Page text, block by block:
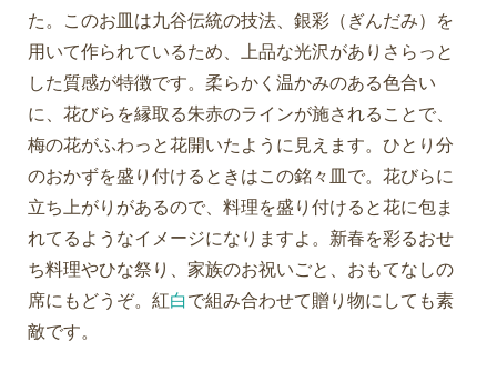
た。このお皿は九谷伝統の技法、銀彩（ぎんだみ）を
用いて作られているため、上品な光沢がありさらっと
した質感が特徴です。柔らかく温かみのある色合い
に、花びらを縁取る朱赤のラインが施されることで、
梅の花がふわっと花開いたように見えます。ひとり分
のおかずを盛り付けるときはこの銘々皿で。花びらに
立ち上がりがあるので、料理を盛り付けると花に包ま
れてるようなイメージになりますよ。新春を彩るおせ
ち料理やひな祭り、家族のお祝いごと、おもてなしの
席にもどうぞ。紅白で組み合わせて贈り物にしても素
敵です。